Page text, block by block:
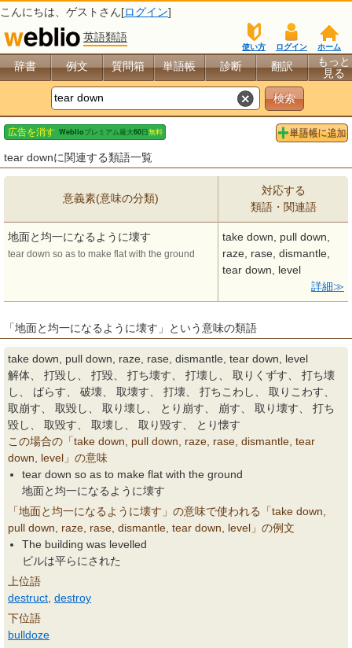
こんにちは、 ゲスト さん[ログイン]
英語類語
ホーム
ログイン
使い方
辞書 例文 質問箱 単語帳 診断 翻訳
もっと
見る
tear downに関連する類語一覧
意義素(意味の分類)
対応する
類語・関連語
地面と均一になるように壊す
tear down so as to make flat with the ground
take down, pull down,
raze, rase, dismantle,
tear down, level
詳細
「地面と均一になるように壊す」という意味の類語
take down, pull down, raze, rase, dismantle, tear down, level
解体、 打毀し、 打毀、 打ち壊す、 打壊し、 取りくずす、 打ち壊
し、 ばらす、 破壊、 取壊す、 打壊、 打ちこわし、 取りこわす、
取崩す、 取毀し、 取り壊し、 とり崩す、 崩す、 取り壊す、 打ち
毀し、 取毀す、 取壊し、 取り毀す、 とり懐す
この場合の「take down, pull down, raze, rase, dismantle, tear
down, level」の意味
tear down so as to make flat with the ground
地面と均一になるように壊す
「地面と均一になるように壊す」の意味で使われる「take down,
pull down, raze, rase, dismantle, tear down, level」の例文
The building was levelled
ビルは平らにされた
上位語
destruct destroy
下位語
bulldoze